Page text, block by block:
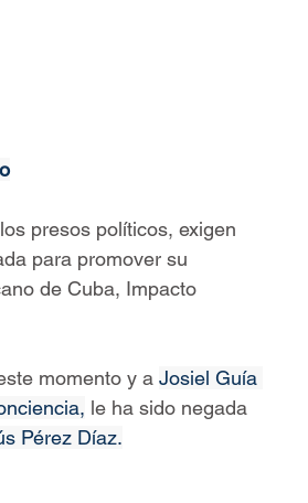
presos políticos, exigen
para promover su
de Cuba, Impacto
momento y a Josiel Guía
le ha sido negada
Pérez Díaz.